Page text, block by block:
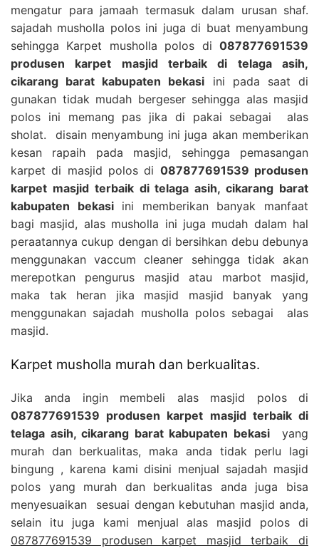
mengatur para jamaah termasuk dalam urusan shaf.
sajadah musholla polos ini juga di buat menyambung
sehingga Karpet musholla polos di 087877691539
produsen karpet masjid terbaik di telaga asih,
cikarang barat kabupaten bekasi ini pada saat di
gunakan tidak mudah bergeser sehingga alas masjid
polos ini memang pas jika di pakai sebagai alas
sholat. disain menyambung ini juga akan memberikan
kesan rapaih pada masjid, sehingga pemasangan
karpet di masjid polos di 087877691539 produsen
karpet masjid terbaik di telaga asih, cikarang barat
kabupaten bekasiini memberikan banyak manfaat
bagi masjid, alas musholla ini juga mudah dalam hal
peraatannya cukup dengan di bersihkan debu debunya
menggunakan vaccum cleaner sehingga tidak akan
merepotkan pengurus masjid atau marbot masjid,
maka tak heran jika masjid masjid banyak yang
menggunakan sajadah musholla polos sebagai alas
masjid.
Karpet musholla murah dan berkualitas.
Jika anda ingin membeli alas masjid polos di
087877691539 produsen karpet masjid terbaik di
telaga asih, cikarang barat kabupaten bekasiyang
murah dan berkualitas, maka anda tidak perlu lagi
bingung , karena kami disini menjual sajadah masjid
polos yang murah dan berkualitas anda juga bisa
menyesuaikan sesuai dengan kebutuhan masjid anda,
selain itu juga kami menjual alas masjid polos di
087877691539 produsen karpet masjid terbaik di